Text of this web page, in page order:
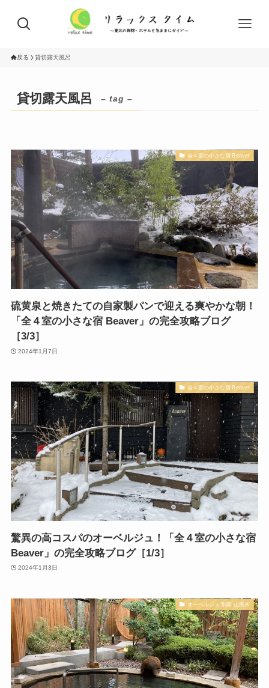
戻る 貸切露天風呂
貸切露天風呂 – tag –
全４室の小さな宿 Beaver
硫黄泉と焼きたての自家製パンで迎える爽やかな朝！
「全４室の小さな宿 Beaver」の完全攻略ブログ
［3/3］
2024年1月7日
全４室の小さな宿 Beaver
驚異の高コスパのオーベルジュ！「全４室の小さな宿
Beaver」の完全攻略ブログ［1/3］
2024年1月3日
オーベルジュ 別邸 山風木